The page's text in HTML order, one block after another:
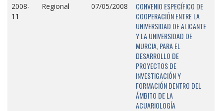
2008-
11
Regional 07/05/2008
CONVENIO ESPECÍFICO DE
COOPERACIÓN ENTRE LA
UNIVERSIDAD DE ALICANTE
Y LA UNIVERSIDAD DE
MURCIA, PARA EL
DESARROLLO DE
PROYECTOS DE
INVESTIGACIÓN Y
FORMACIÓN DENTRO DEL
ÁMBITO DE LA
ACUARIOLOGÍA